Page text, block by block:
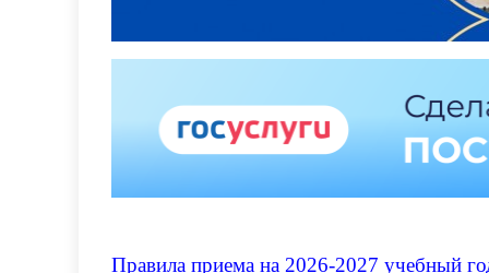
Правила приема на 2026-2027 учебный